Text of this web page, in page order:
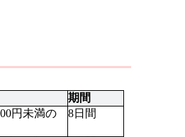
期間
8日間